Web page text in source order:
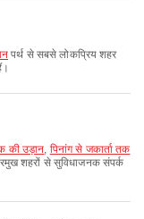
पर्थ से सबसे लोकप्रिय शहर
की उड़ान, पिनांग से जकार्ता तक
शहरों से सुविधाजनक संपर्क